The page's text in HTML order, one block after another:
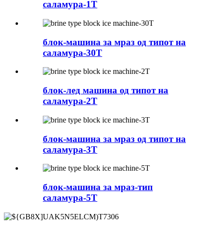
саламура-1T
блок-машина за мраз од типот на
саламура-30T
блок-лед машина од типот на
саламура-2T
блок-машина за мраз од типот на
саламура-3T
блок-машина за мраз-тип
саламура-5T